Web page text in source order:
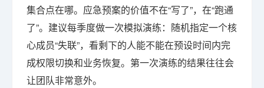
集合点在哪。应急预案的价值不在“写了”，在“跑通
了”。建议每季度做一次模拟演练：随机指定一个核
心成员“失联”，看剩下的人能不能在预设时间内完
成权限切换和业务恢复。第一次演练的结果往往会
让团队非常意外。